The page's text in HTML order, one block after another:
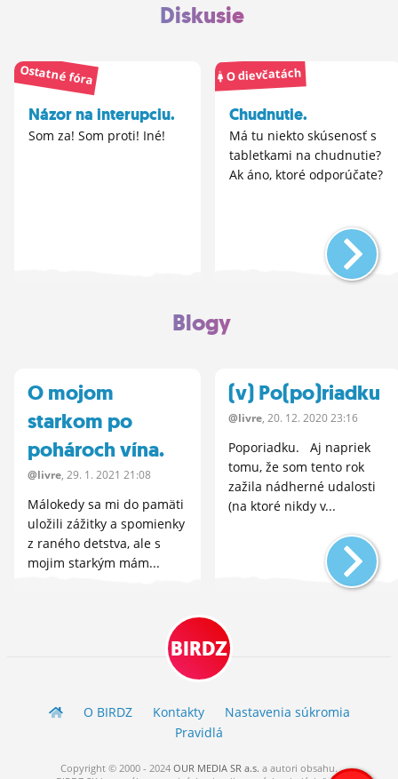
Diskusie
Ostatné fóra
Názor na interupciu.
Som za! Som proti! Iné!
O dievčatách
Chudnutie.
Má tu niekto skúsenosť s
tabletkami na chudnutie?
Ak áno, ktoré odporúčate?
Blogy
O mojom
starkom po
pohároch vína.
@livre, 29. 1. 2021 21:08
Málokedy sa mi do pamäti
uložili zážitky a spomienky
z raného detstva, ale s
mojim starkým mám...
(v) Po(po)riadku
@livre, 20. 12. 2020 23:16
Poporiadku. Aj napriek
tomu, že som tento rok
zažila nádherné udalosti
(na ktoré nikdy v...
BIRDZ
O BIRDZ Kontakty
Nastavenia súkromia
Pravidlá
Copyright © 2000 - 2024 OUR MEDIA SR a.s. a autori obsahu.